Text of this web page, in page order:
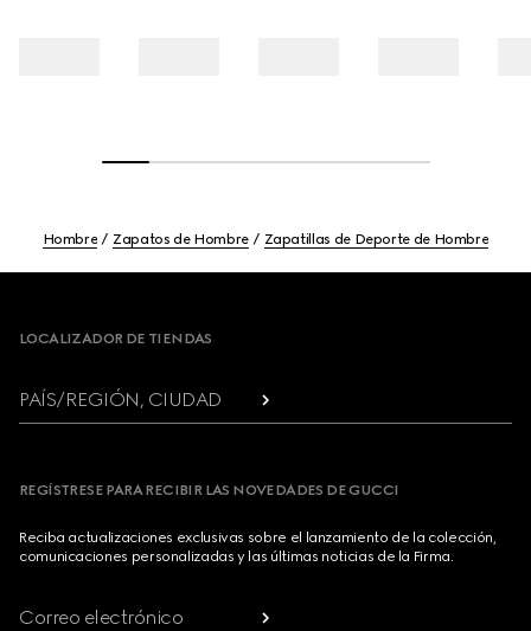
Hombre Zapatos de Hombre Zapatillas de Deporte de Hombre
LOCALIZADOR DE TIENDAS
PAÍS/REGIÓN, CIUDAD
REGÍSTRESE PARA RECIBIR LAS NOVEDADES DE GUCCI
Reciba actualizaciones exclusivas sobre el lanzamiento de la colección,
comunicaciones personalizadas y las últimas noticias de la Firma.
Correo electrónico